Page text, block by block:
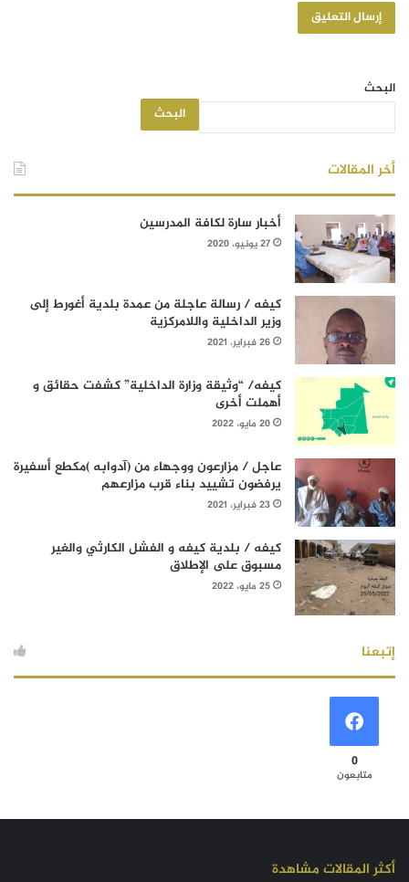
البحث
البحث
أخر المقالات
أخبار سارة لكافة المدرسين
27 يونيو، 2020
كيفه / رسالة عاجلة من عمدة بلدية أغورط إلى
وزير الداخلية واللامركزية
26 فبراير، 2021
كيفه/ “وثيقة وزارة الداخلية” كشفت حقائق و
أهملت أخرى
20 مايو، 2022
عاجل / مزارعون ووجهاء من (آدوابه )مكطع أسفيرة
يرفضون تشييد بناء قرب مزارعهم
23 فبراير، 2021
كيفه / بلدية كيفه و الفشل الكارثي والغير
مسبوق على الإطلاق
25 مايو، 2022
إتبعنا
0
متابعون
أكثر المقالات مشاهدة